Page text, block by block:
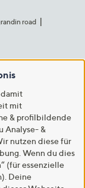
road
damit
mit
& profilbildende
Analyse- &
nutzen diese für
Wenn du dies
(für essenzielle
Deine